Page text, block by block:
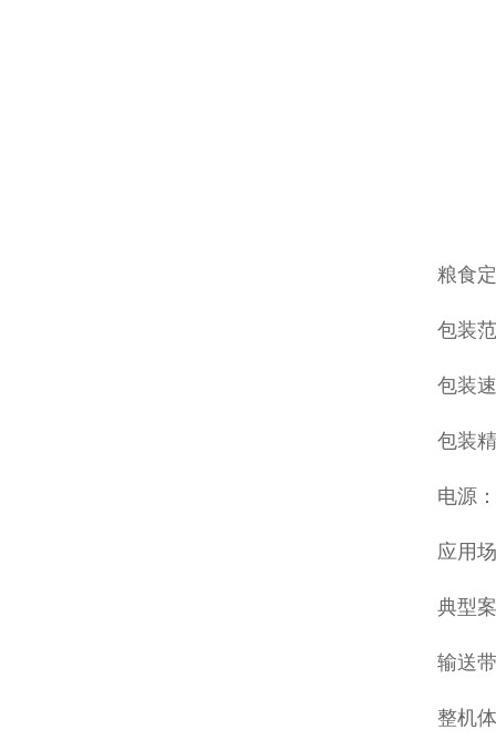
粮食
包装
包装
包装
电源
应用
典型
输送
整机